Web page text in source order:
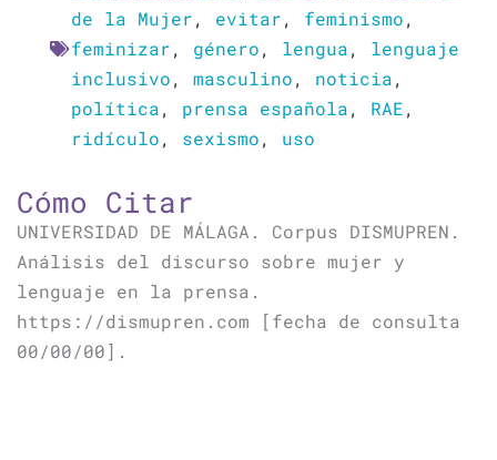
de la Mujer, evitar, feminismo,
feminizar, género, lengua, lenguaje
inclusivo, masculino, noticia,
política, prensa española, RAE,
ridículo, sexismo, uso
Cómo Citar
UNIVERSIDAD DE MÁLAGA. Corpus DISMUPREN.
Análisis del discurso sobre mujer y
lenguaje en la prensa.
https://dismupren.com [fecha de consulta
00/00/00].